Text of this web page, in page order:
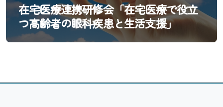
在宅医療連携研修会「在宅医療で役立
つ高齢者の眼科疾患と生活支援」